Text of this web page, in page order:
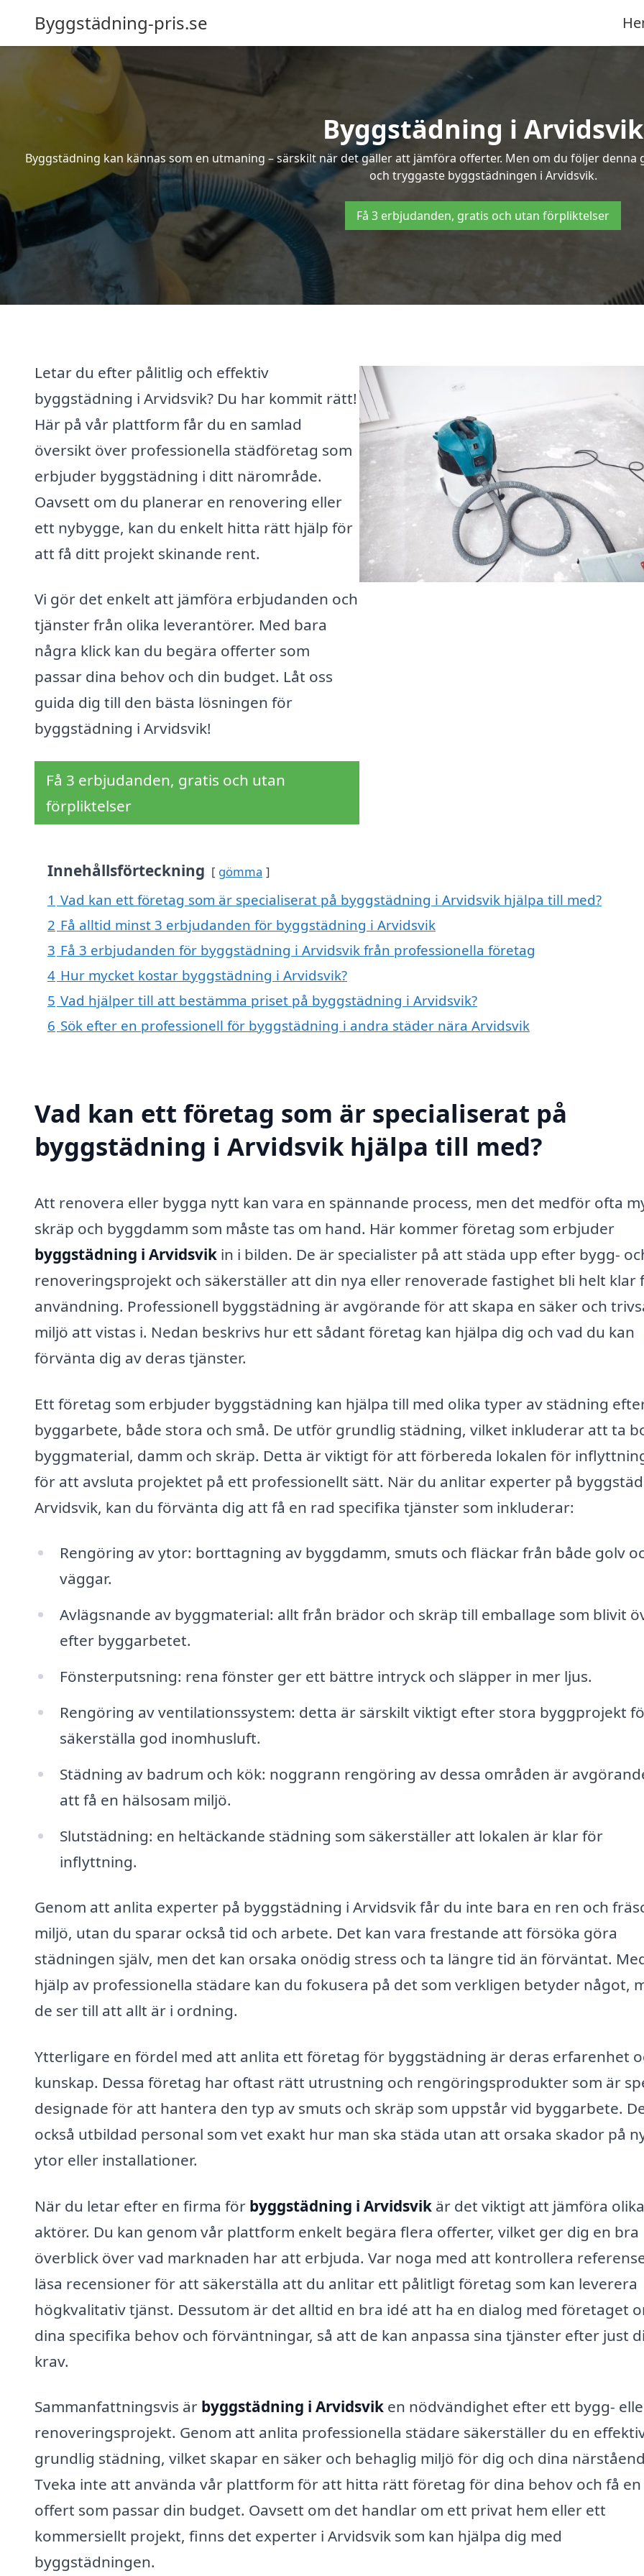
Byggstädning-pris.se
Byggstädning i Arvidsvik
Byggstädning kan kännas som en utmaning – särskilt när det gäller att jämföra offerter. Men om du följer
och tryggaste byggstädningen i Arvidsvik.
Få 3 erbjudanden, gratis och utan förpliktelser
Letar du efter pålitlig och effektiv
byggstädning i Arvidsvik? Du har kommit rätt!
Här på vår plattform får du en samlad
översikt över professionella städföretag som
erbjuder byggstädning i ditt närområde.
Oavsett om du planerar en renovering eller
ett nybygge, kan du enkelt hitta rätt hjälp för
att få ditt projekt skinande rent.
Vi gör det enkelt att jämföra erbjudanden och
tjänster från olika leverantörer. Med bara
några klick kan du begära offerter som
passar dina behov och din budget. Låt oss
guida dig till den bästa lösningen för
byggstädning i Arvidsvik!
Få 3 erbjudanden, gratis och utan
förpliktelser
Innehållsförteckning gömma
1 Vad kan ett företag som är specialiserat på byggstädning i Arvidsvik hjälpa till med?
2 Få alltid minst 3 erbjudanden för byggstädning i Arvidsvik
3 Få 3 erbjudanden för byggstädning i Arvidsvik från professionella företag
4 Hur mycket kostar byggstädning i Arvidsvik?
5 Vad hjälper till att bestämma priset på byggstädning i Arvidsvik?
6 Sök efter en professionell för byggstädning i andra städer nära Arvidsvik
Vad kan ett företag som är specialiserat på
byggstädning i Arvidsvik hjälpa till med?
Att renovera eller bygga nytt kan vara en spännande process, men det medför ofta
skräp och byggdamm som måste tas om hand. Här kommer företag som erbjuder
byggstädning i Arvidsvik in i bilden. De är specialister på att städa upp efter bygg-
renoveringsprojekt och säkerställer att din nya eller renoverade fastighet bli helt klar
användning. Professionell byggstädning är avgörande för att skapa en säker och
miljö att vistas i. Nedan beskrivs hur ett sådant företag kan hjälpa dig och vad du kan
förvänta dig av deras tjänster.
Ett företag som erbjuder byggstädning kan hjälpa till med olika typer av städning
byggarbete, både stora och små. De utför grundlig städning, vilket inkluderar att ta
byggmaterial, damm och skräp. Detta är viktigt för att förbereda lokalen för
för att avsluta projektet på ett professionellt sätt. När du anlitar experter på
Arvidsvik, kan du förvänta dig att få en rad specifika tjänster som inkluderar:
Rengöring av ytor: borttagning av byggdamm, smuts och fläckar från både golv
väggar.
Avlägsnande av byggmaterial: allt från brädor och skräp till emballage som blivit
efter byggarbetet.
Fönsterputsning: rena fönster ger ett bättre intryck och släpper in mer ljus.
Rengöring av ventilationssystem: detta är särskilt viktigt efter stora byggprojekt
säkerställa god inomhusluft.
Städning av badrum och kök: noggrann rengöring av dessa områden är
att få en hälsosam miljö.
Slutstädning: en heltäckande städning som säkerställer att lokalen är klar för
inflyttning.
Genom att anlita experter på byggstädning i Arvidsvik får du inte bara en ren och
miljö, utan du sparar också tid och arbete. Det kan vara frestande att försöka göra
städningen själv, men det kan orsaka onödig stress och ta längre tid än förväntat.
hjälp av professionella städare kan du fokusera på det som verkligen betyder något,
de ser till att allt är i ordning.
Ytterligare en fördel med att anlita ett företag för byggstädning är deras erfarenhet
kunskap. Dessa företag har oftast rätt utrustning och rengöringsprodukter som är
designade för att hantera den typ av smuts och skräp som uppstår vid byggarbete.
också utbildad personal som vet exakt hur man ska städa utan att orsaka skador på
ytor eller installationer.
När du letar efter en firma för byggstädning i Arvidsvik är det viktigt att jämföra olika
aktörer. Du kan genom vår plattform enkelt begära flera offerter, vilket ger dig en bra
överblick över vad marknaden har att erbjuda. Var noga med att kontrollera
läsa recensioner för att säkerställa att du anlitar ett pålitligt företag som kan leverera
högkvalitativ tjänst. Dessutom är det alltid en bra idé att ha en dialog med företaget
dina specifika behov och förväntningar, så att de kan anpassa sina tjänster efter just
krav.
Sammanfattningsvis är byggstädning i Arvidsvik en nödvändighet efter ett bygg-
renoveringsprojekt. Genom att anlita professionella städare säkerställer du en
grundlig städning, vilket skapar en säker och behaglig miljö för dig och dina
Tveka inte att använda vår plattform för att hitta rätt företag för dina behov och få en
offert som passar din budget. Oavsett om det handlar om ett privat hem eller ett
kommersiellt projekt, finns det experter i Arvidsvik som kan hjälpa dig med
byggstädningen.